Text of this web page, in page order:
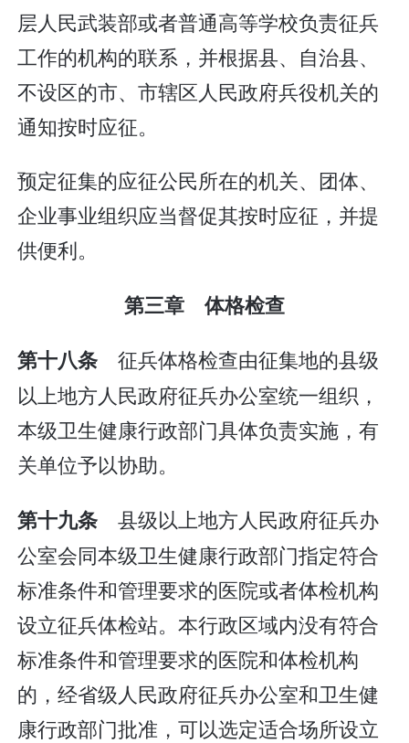
层人民武装部或者普通高等学校负责征兵
工作的机构的联系，并根据县、自治县、
不设区的市、市辖区人民政府兵役机关的
通知按时应征。
预定征集的应征公民所在的机关、团体、
企业事业组织应当督促其按时应征，并提
供便利。
第三章 体格检查
第十八条 征兵体格检查由征集地的县级
以上地方人民政府征兵办公室统一组织，
本级卫生健康行政部门具体负责实施，有
关单位予以协助。
第十九条 县级以上地方人民政府征兵办
公室会同本级卫生健康行政部门指定符合
标准条件和管理要求的医院或者体检机构
设立征兵体检站。本行政区域内没有符合
标准条件和管理要求的医院和体检机构
的，经省级人民政府征兵办公室和卫生健
康行政部门批准，可以选定适合场所设立